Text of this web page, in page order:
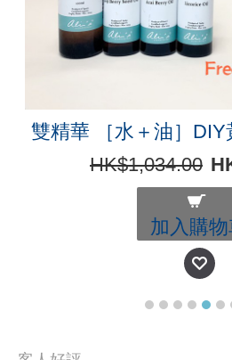
雙精華 ［水＋油］
HK$1,034.00
加入購物